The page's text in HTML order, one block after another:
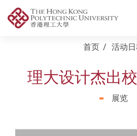
首页 活动
理大设计杰出
展览